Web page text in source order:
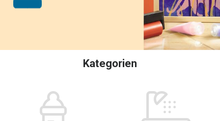
Kategorien